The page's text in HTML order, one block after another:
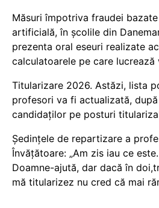
Măsuri împotriva fraudei
artificială, în școlile din
prezenta oral eseuri realizate
calculatoarele pe care
Titularizare 2026. Astăzi, lista
profesori va fi actualizată,
candidaților pe posturi
Ședințele de repartizare a
Învățătoare: „Am zis iau ce
Doamne-ajută, dar dacă în
mă titularizez nu cred că mai